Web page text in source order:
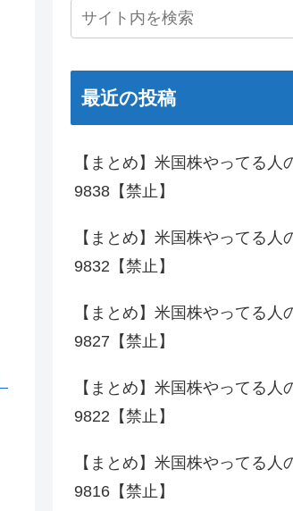
最近の投稿
【まとめ】米国株やってる人
9838【禁止】
【まとめ】米国株やってる人
9832【禁止】
【まとめ】米国株やってる人
9827【禁止】
【まとめ】米国株やってる人
9822【禁止】
【まとめ】米国株やってる人
9816【禁止】